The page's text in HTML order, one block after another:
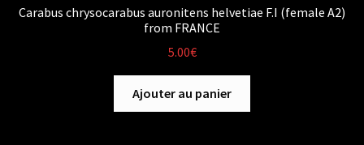
Carabus chrysocarabus auronitens helvetiae F.I (female A2)
from FRANCE
5.00€
Ajouter au panier